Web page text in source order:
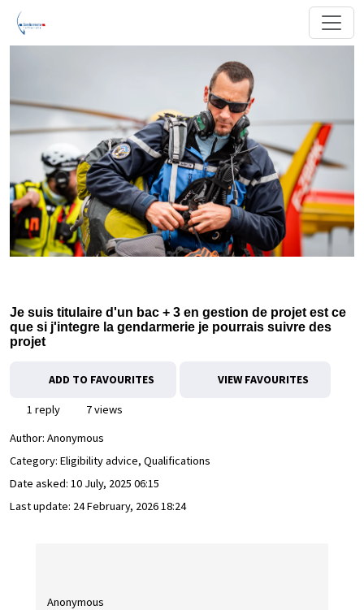
Je suis titulaire d'un bac + 3 en gestion de projet est ce
que si j'integre la gendarmerie je pourrais suivre des
projet
ADD TO FAVOURITES VIEW FAVOURITES
1 reply
7 views
Author: Anonymous
Category: Eligibility advice, Qualifications
Date asked: 10 July, 2025 06:15
Last update: 24 February, 2026 18:24
Anonymous